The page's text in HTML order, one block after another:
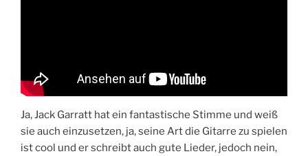
Ja, Jack Garratt hat ein fantastische Stimme und weiß
sie auch einzusetzen, ja, seine Art die Gitarre zu spielen
ist cool und er schreibt auch gute Lieder, jedoch nein,